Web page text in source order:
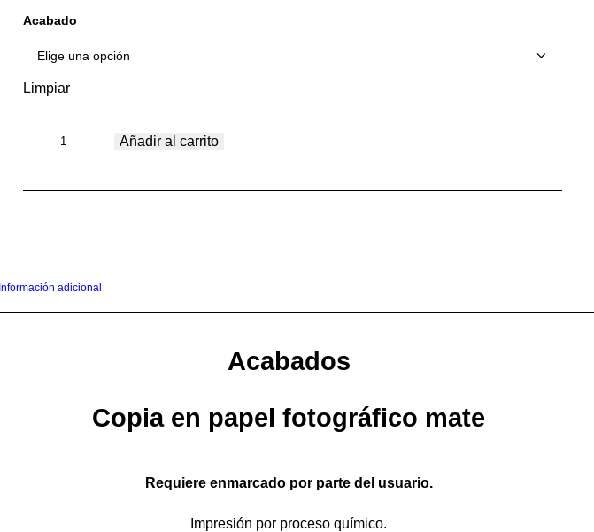
Acabado
Limpiar
Ref.
Añadir al carrito
Información adicional
Acabados
Copia en papel fotográfico mate
Requiere enmarcado por parte del usuario.
Impresión por proceso químico.